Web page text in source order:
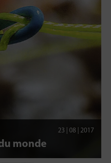
23 | 08 | 2017
monde